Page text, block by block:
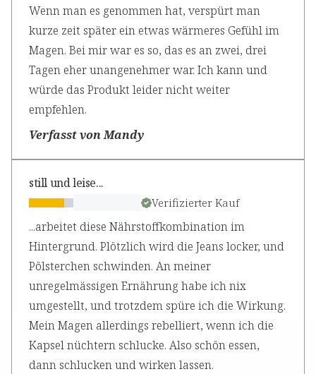
Wenn man es genommen hat, verspürt man
kurze zeit später ein etwas wärmeres Gefühl im
Magen. Bei mir war es so, das es an zwei, drei
Tagen eher unangenehmer war. Ich kann und
würde das Produkt leider nicht weiter
empfehlen.
Verfasst von Mandy
still und leise...
Verifizierter Kauf
...arbeitet diese Nährstoffkombination im
Hintergrund. Plötzlich wird die Jeans locker, und
Pölsterchen schwinden. An meiner
unregelmässigen Ernährung habe ich nix
umgestellt, und trotzdem spüre ich die Wirkung.
Mein Magen allerdings rebelliert, wenn ich die
Kapsel nüchtern schlucke. Also schön essen,
dann schlucken und wirken lassen.